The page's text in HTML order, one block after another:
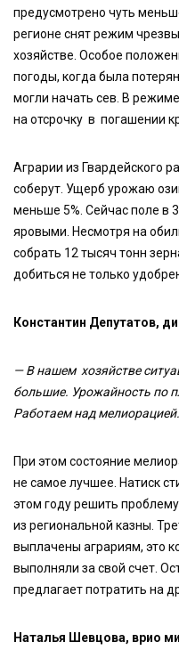
предусмотрено чуть
регионе снят режим
хозяйстве. Особое
погоды, когда была
могли начать сев. В
на отсрочку в погашении
Аграрии из Гвардейского
соберут. Ущерб урожаю
меньше 5%. Сейчас поле в
яровыми. Несмотря на
собрать 12 тысяч тонн
добиться не только
Константин Депутатов,
— В нашем хозяйстве
большие. Урожайность по
Работаем над
При этом состояние
не самое лучшее. Натиск
этом году решить
из региональной казны.
выплачены аграриям, это
выполняли за свой счет.
предлагает потратить на
Наталья Шевцова, врио